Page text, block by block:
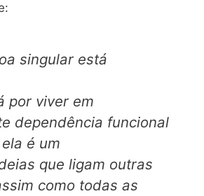
singular está
por viver em
dependência funcional
é um
que ligam outras
como todas as